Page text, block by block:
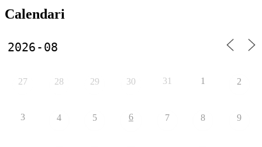
Calendari
27 28 29 30 31 1 2
3 4 5 6 7 8 9